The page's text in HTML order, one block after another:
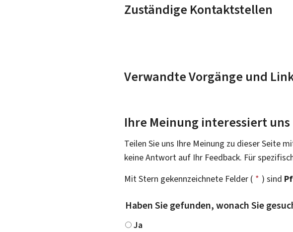
Zuständige Kontaktstellen
Verwandte Vorgänge und
Ihre Meinung interessiert uns
Teilen Sie uns Ihre Meinung zu dieser Seite
keine Antwort auf Ihr Feedback. Für
Mit Stern gekennzeichnete Felder ( * ) sind
Haben Sie gefunden, wonach Sie
Ja